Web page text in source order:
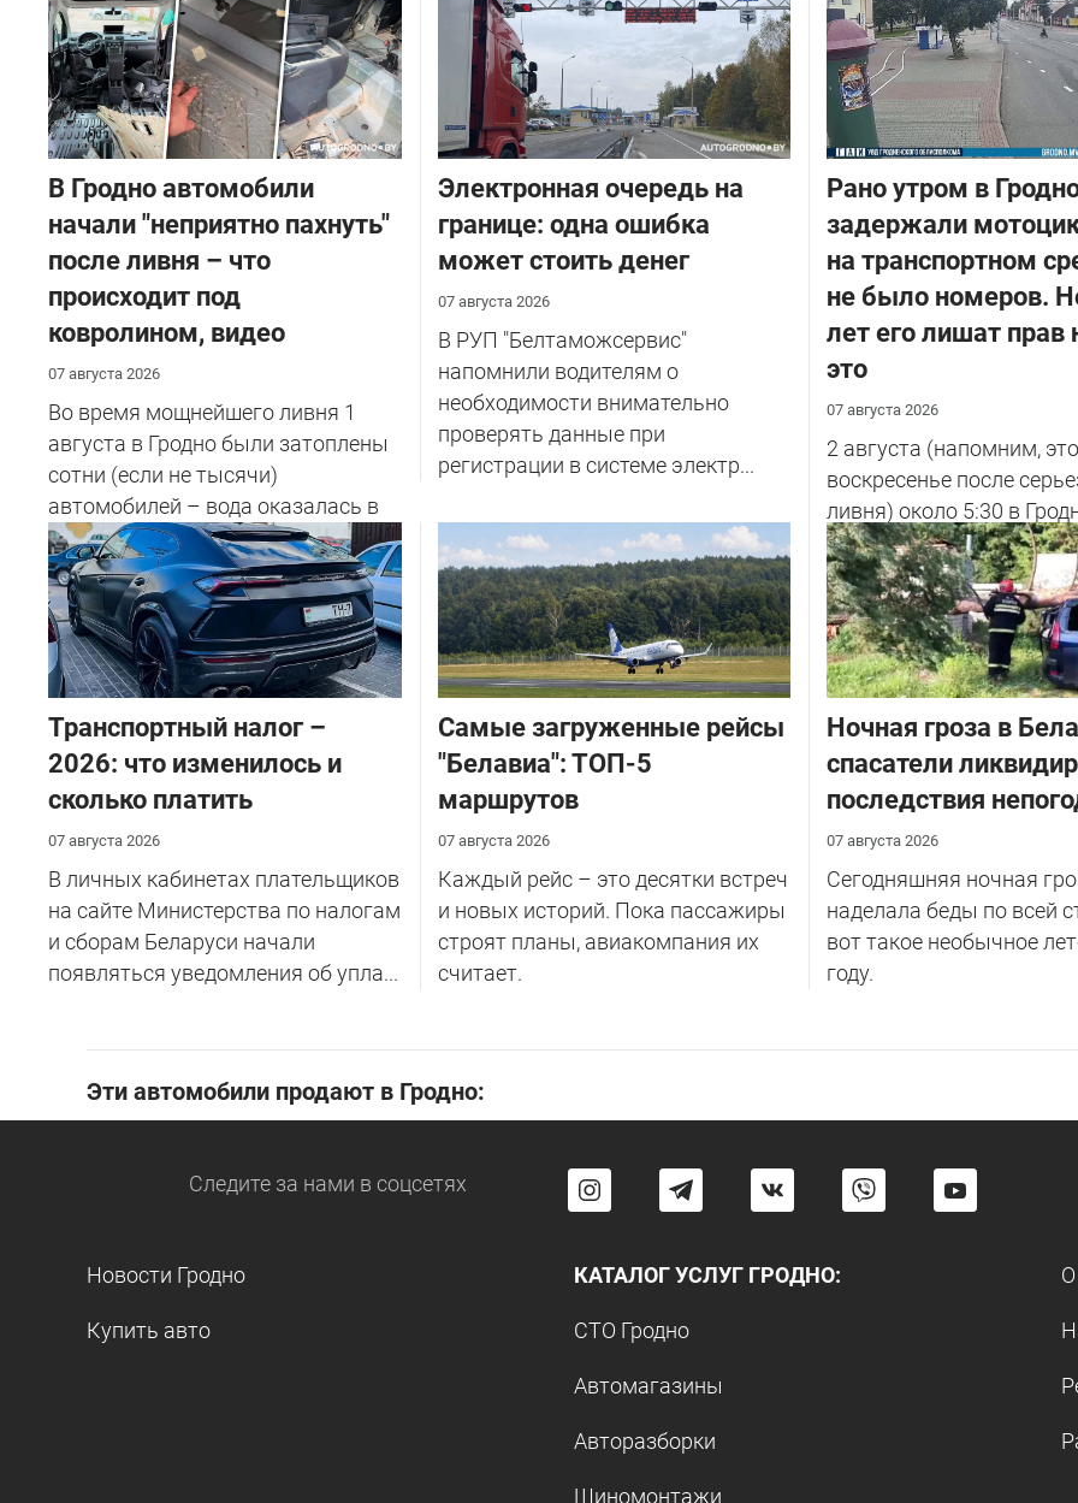
В Гродно автомобили
начали "неприятно пахнуть"
после ливня – что
происходит под
ковролином, видео
07 августа 2026
Во время мощнейшего ливня 1
августа в Гродно были затоплены
сотни (если не тысячи)
автомобилей – вода оказалась в
салоне...
Электронная очередь на
границе: одна ошибка
может стоить денег
07 августа 2026
В РУП "Белтаможсервис"
напомнили водителям о
необходимости внимательно
проверять данные при
регистрации в системе электр...
Рано утром в
задержали
на транспортном
не было номеров.
лет его лишат прав
это
07 августа 2026
2 августа (напомним,
воскресенье после
ливня) около 5:30 в
улице Советских
у...
Транспортный налог –
2026: что изменилось и
сколько платить
07 августа 2026
В личных кабинетах плательщиков
на сайте Министерства по налогам
и сборам Беларуси начали
появляться уведомления об упла...
Самые загруженные рейсы
"Белавиа": ТОП-5
маршрутов
07 августа 2026
Каждый рейс – это десятки встреч
и новых историй. Пока пассажиры
строят планы, авиакомпания их
считает.
Ночная гроза в
спасатели
последствия
07 августа 2026
Сегодняшняя ночная
наделала беды по всей
вот такое необычное
году.
Эти автомобили продают в Гродно:
Следите за нами в соцсетях
Новости Гродно
Купить авто
КАТАЛОГ УСЛУГ ГРОДНО:
СТО Гродно
Автомагазины
Авторазборки
Шиномонтажи